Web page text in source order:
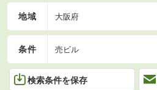
地域 大阪府
条件 売ビル
検索条件を保存